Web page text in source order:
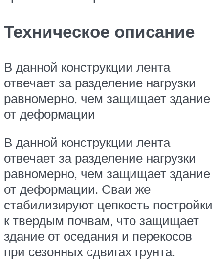
Техническое описание
В данной конструкции лента
отвечает за разделение нагрузки
равномерно, чем защищает здание
от деформации
В данной конструкции лента
отвечает за разделение нагрузки
равномерно, чем защищает здание
от деформации. Сваи же
стабилизируют цепкость постройки
к твердым почвам, что защищает
здание от оседания и перекосов
при сезонных сдвигах грунта.